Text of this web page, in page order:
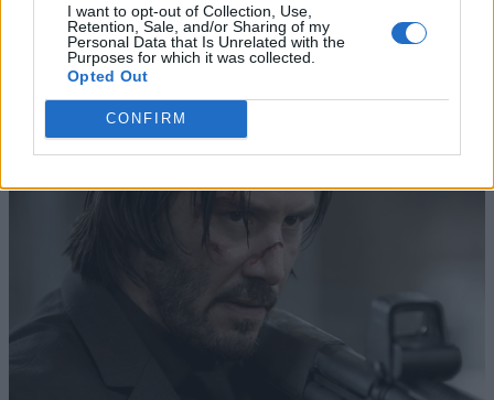
I want to opt-out of Collection, Use,
Retention, Sale, and/or Sharing of my
Personal Data that Is Unrelated with the
Purposes for which it was collected.
Opted Out
CONFIRM